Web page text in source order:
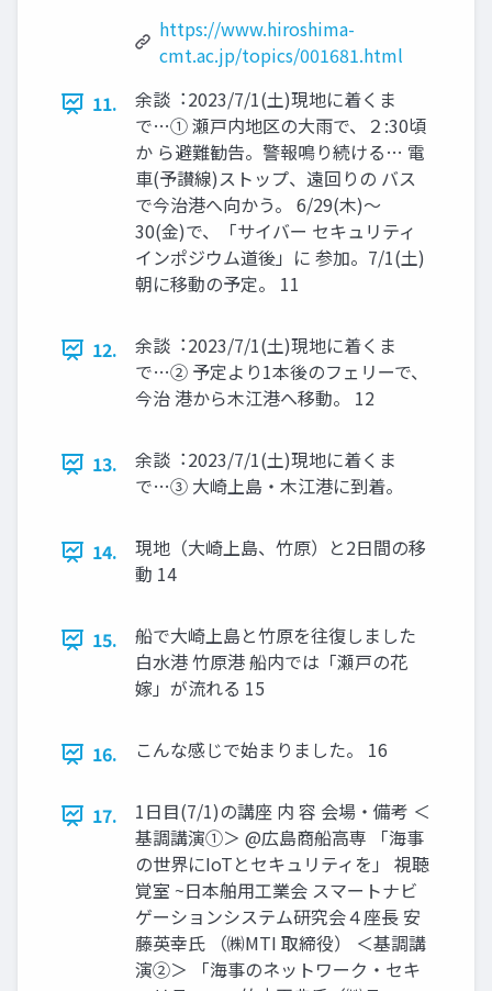
https://www.hiroshima-
cmt.ac.jp/topics/001681.html
11.
余談︓2023/7/1(土)現地に着くま
で…① 瀬⼾内地区の大⾬で、２:30頃
か ら避難勧告。警報鳴り続ける… 電
⾞(予讃線)ストップ、遠回りの バス
で今治港へ向かう。 6/29(木)〜
30(⾦)で、「サイバー セキュリティ
インポジウム道後」に 参加。7/1(土)
朝に移動の予定。 11
12.
余談︓2023/7/1(土)現地に着くま
で…② 予定より1本後のフェリーで、
今治 港から木江港へ移動。 12
13.
余談︓2023/7/1(土)現地に着くま
で…③ 大崎上島・木江港に到着。
14.
現地（大崎上島、竹原）と2日間の移
動 14
15.
船で大崎上島と竹原を往復しました
白水港 竹原港 船内では「瀬⼾の花
嫁」が流れる 15
16. こんな感じで始まりました。 16
17.
1日目(7/1)の講座 内 容 会場・備考 ＜
基調講演①＞ @広島商船⾼専 「海事
の世界にIoTとセキュリティを」 視聴
覚室 ~日本舶用工業会 スマートナビ
ゲーションシステム研究会４座⻑ 安
藤英幸氏 （㈱MTI 取締役） ＜基調講
演②＞ 「海事のネットワーク・セキ